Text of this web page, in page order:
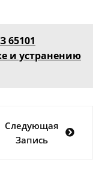
65101
и устранению
Следующая
Запись